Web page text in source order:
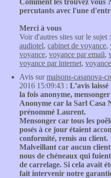
Comment les trouvez vous
percutants avec l'une
Merci à vous
Voir d'autres sites sur le sujet :
audiotel, cabinet de voyance,
voyance, voyance par email,
voyance par internet,
Avis surmaisons-casanova-
2016 15:09:43 : L’avis
la fois anonyme,
Anonyme car la Sarl Casa
prénommé Laurent.
Mensonger car tous les
posés à ce jour étaient
conformité, remis au client.
Malveillant car aucun client
nous de chéneaux qui
de carrelage. Si cela avait
fait intervenir notre